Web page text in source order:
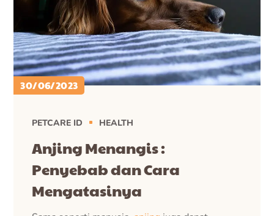
30/06/2023
PETCARE ID HEALTH
Anjing Menangis :
Penyebab dan Cara
Mengatasinya